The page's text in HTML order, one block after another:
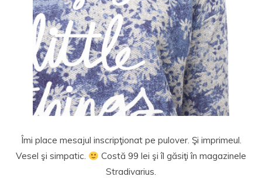
Îmi place mesajul inscripţionat pe pulover. Şi imprimeul.
Vesel şi simpatic.
Costă 99 lei şi îl găsiţi în magazinele
Stradivarius.